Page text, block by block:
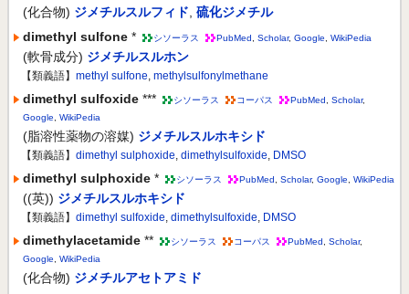
(化合物) ジメチルスルフィド 硫化ジメチル
dimethyl sulfone * シソーラス PubMed Scholar, Google WikiPedia
(軟骨成分) ジメチルスルホン
【類義語】 methyl sulfone, methylsulfonylmethane
dimethyl sulfoxide *** シソーラス コーパス PubMed Scholar,
Google
WikiPedia
(脂溶性薬物の溶媒) ジメチルスルホキシド
【類義語】 dimethyl sulphoxide, dimethylsulfoxide, DMSO
dimethyl sulphoxide * シソーラス PubMed Scholar, Google WikiPedia
((英)) ジメチルスルホキシド
【類義語】 dimethyl sulfoxide, dimethylsulfoxide, DMSO
dimethylacetamide ** シソーラス コーパス PubMed Scholar,
Google
WikiPedia
(化合物) ジメチルアセトアミド